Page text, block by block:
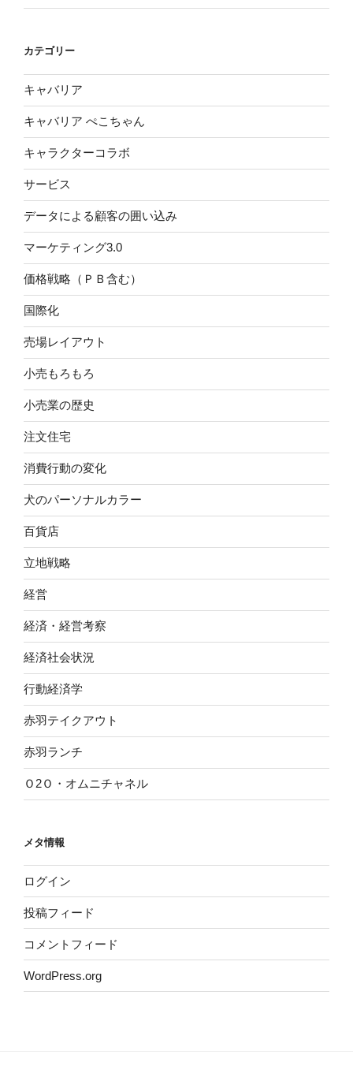
カテゴリー
キャバリア
キャバリア ぺこちゃん
キャラクターコラボ
サービス
データによる顧客の囲い込み
マーケティング3.0
価格戦略（ＰＢ含む）
国際化
売場レイアウト
小売もろもろ
小売業の歴史
注文住宅
消費行動の変化
犬のパーソナルカラー
百貨店
立地戦略
経営
経済・経営考察
経済社会状況
行動経済学
赤羽テイクアウト
赤羽ランチ
Ｏ2Ｏ・オムニチャネル
メタ情報
ログイン
投稿フィード
コメントフィード
WordPress.org